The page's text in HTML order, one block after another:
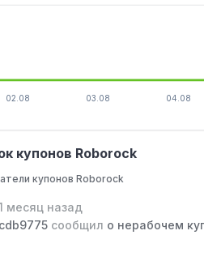
02.08 03.08 04.08
купонов Roborock
купонов Roborock
месяц назад
сообщил о нерабочем